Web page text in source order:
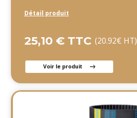
Détail produit
25,10 € TTC (20.92€ HT)
Voir le produit